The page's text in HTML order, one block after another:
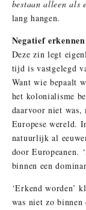
bestaan alleen als
lang hangen.
Negatief erkennen
Deze zin legt
tijd is vastgelegd
Want wie bepaalt
het kolonialisme
daarvoor niet was,
Europese wereld.
natuurlijk al
door Europeanen.
binnen een
‘Erkend worden’
was niet zo